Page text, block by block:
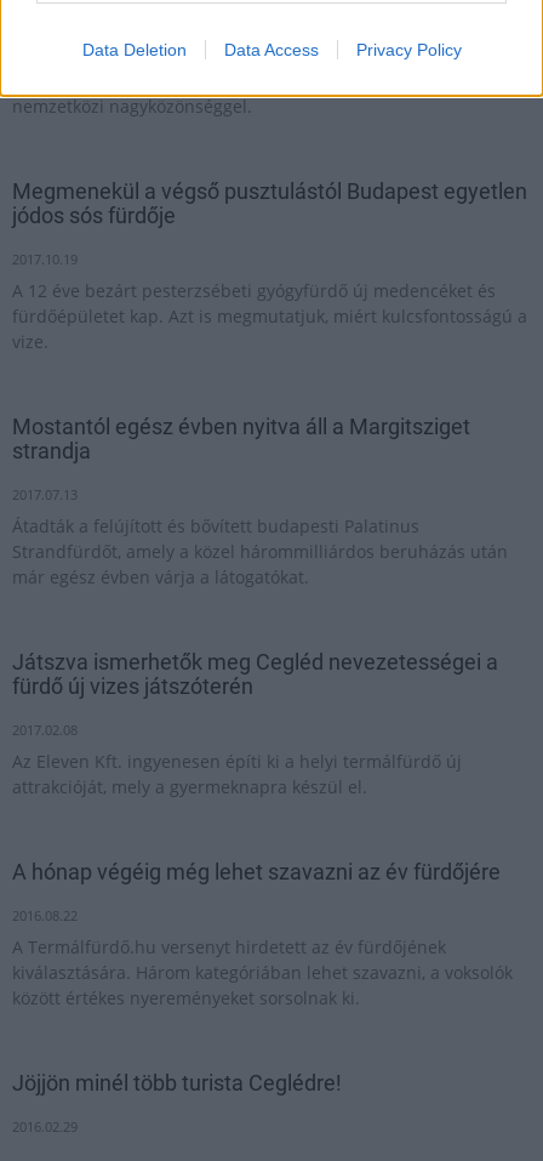
Data Deletion Data Access Privacy Policy
A kezdeményezés célja a kezdetektől az volt, hogy
nemzetközi nagyközönséggel.
Megmenekül a végső pusztulástól Budapest egyetlen
jódos sós fürdője
2017.10.19
A 12 éve bezárt pesterzsébeti gyógyfürdő új medencéket és
fürdőépületet kap. Azt is megmutatjuk, miért kulcsfontosságú a
vize.
Mostantól egész évben nyitva áll a Margitsziget
strandja
2017.07.13
Átadták a felújított és bővített budapesti Palatinus
Strandfürdőt, amely a közel hárommilliárdos beruházás után
már egész évben várja a látogatókat.
Játszva ismerhetők meg Cegléd nevezetességei a
fürdő új vizes játszóterén
2017.02.08
Az Eleven Kft. ingyenesen építi ki a helyi termálfürdő új
attrakcióját, mely a gyermeknapra készül el.
A hónap végéig még lehet szavazni az év fürdőjére
2016.08.22
A Termálfürdő.hu versenyt hirdetett az év fürdőjének
kiválasztására. Három kategóriában lehet szavazni, a voksolók
között értékes nyereményeket sorsolnak ki.
Jöjjön minél több turista Ceglédre!
2016.02.29